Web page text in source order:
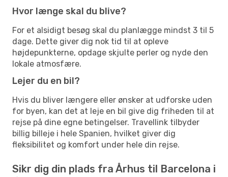
Hvor længe skal du blive?
For et alsidigt besøg skal du planlægge mindst 3 til 5
dage. Dette giver dig nok tid til at opleve
højdepunkterne, opdage skjulte perler og nyde den
lokale atmosfære.
Lejer du en bil?
Hvis du bliver længere eller ønsker at udforske uden
for byen, kan det at leje en bil give dig friheden til at
rejse på dine egne betingelser. Travellink tilbyder
billig billeje i hele Spanien, hvilket giver dig
fleksibilitet og komfort under hele din rejse.
Sikr dig din plads fra Århus til Barcelona i